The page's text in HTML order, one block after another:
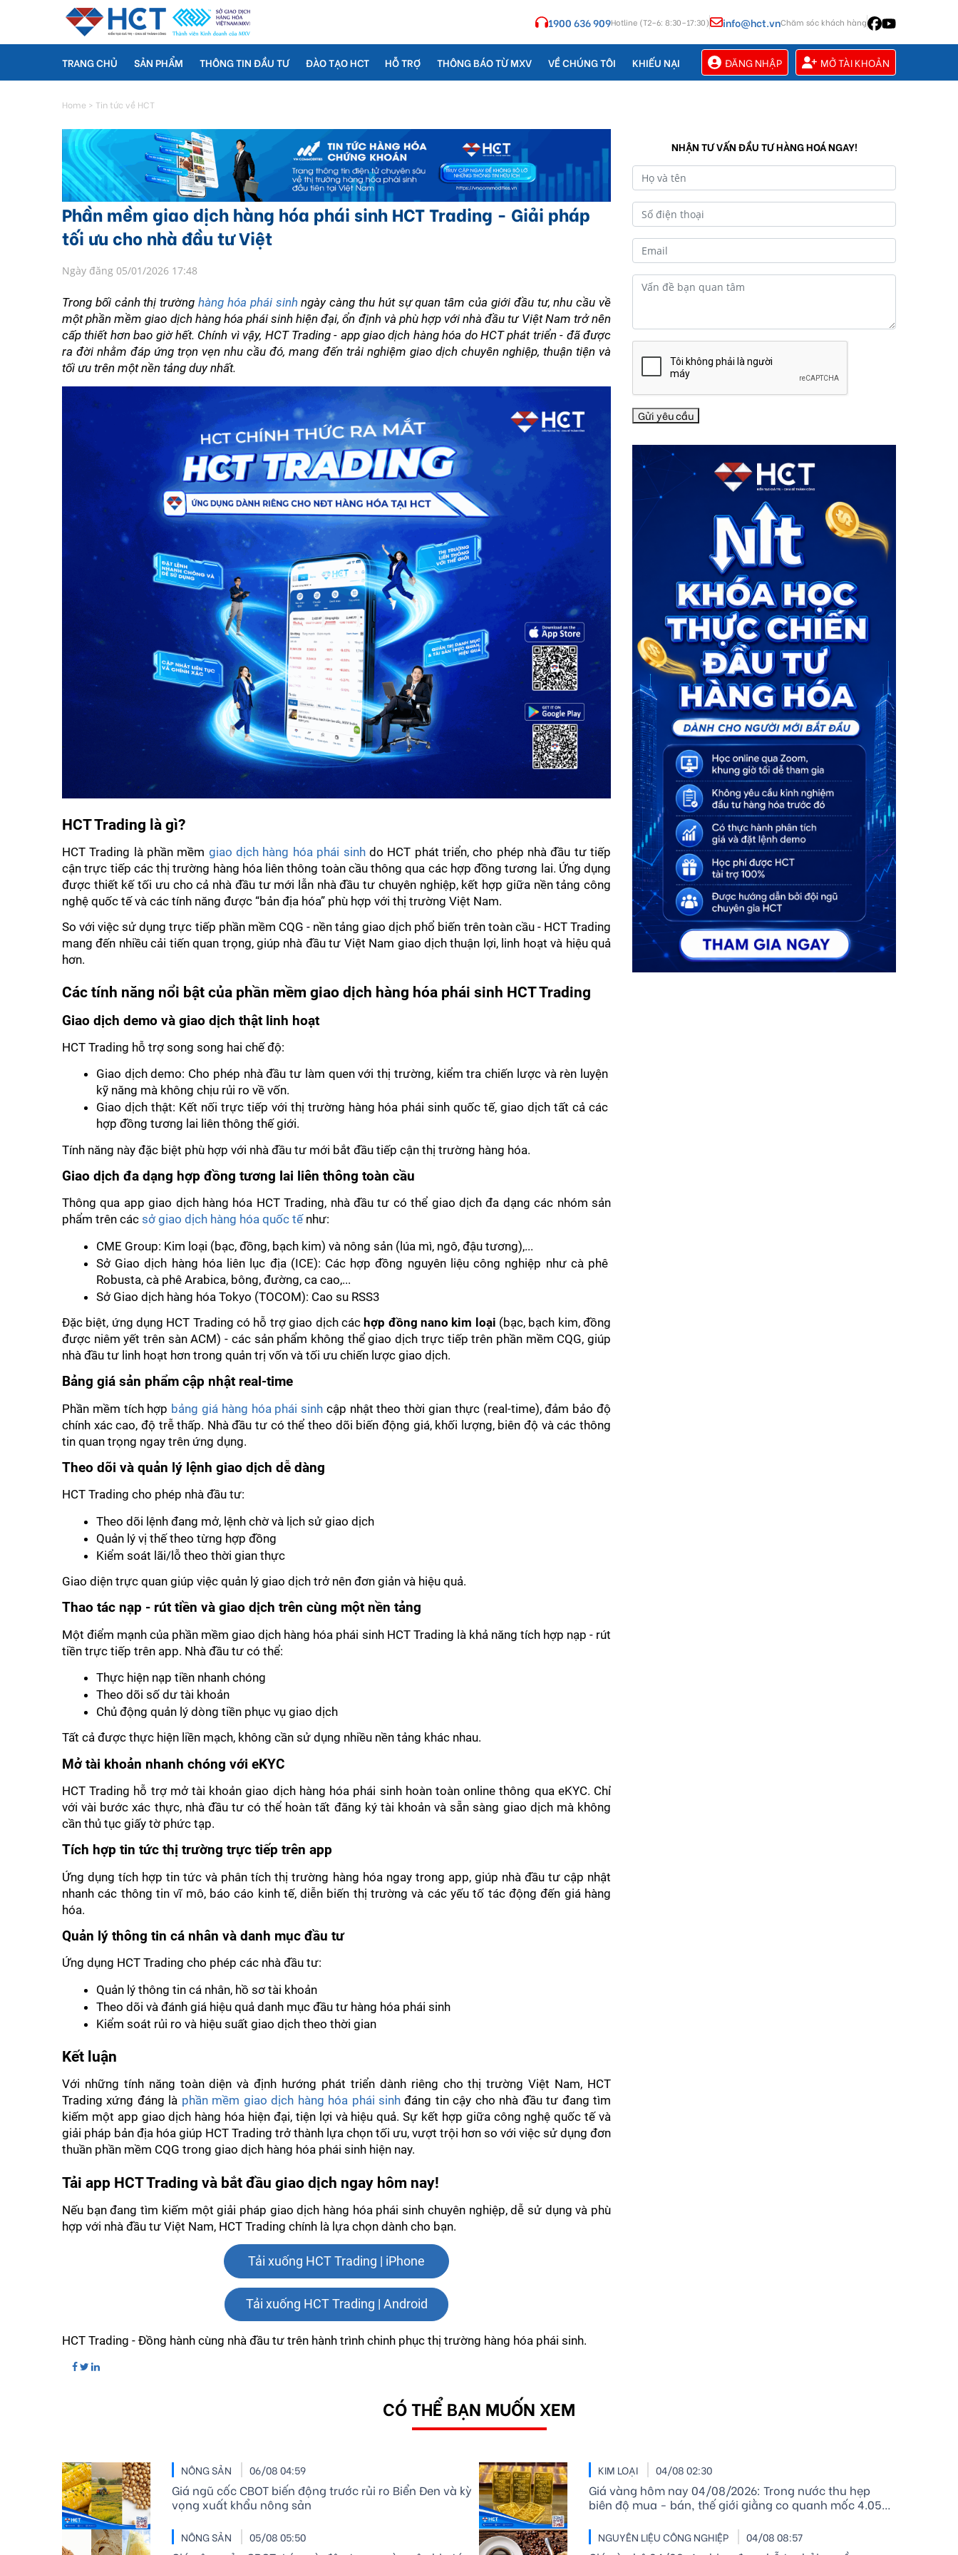
1900 636 909Hotline (T2–6: 8:30–17:30) info@hct.vnChăm sóc khách hàng
TRANG CHỦ SẢN PHẨM THÔNG TIN ĐẦU TƯ ĐÀO TẠO HCT HỖ TRỢ THÔNG BÁO TỪ MXV VỀ CHÚNG TÔI KHIẾU NẠI ĐĂNG NHẬP MỞ TÀI KHOẢN
Home > Tin tức về HCT
Phần mềm giao dịch hàng hóa phái sinh HCT Trading - Giải pháp
tối ưu cho nhà đầu tư Việt
Ngày đăng 05/01/2026 17:48
Trong bối cảnh thị trường hàng hóa phái sinh ngày càng thu hút sự quan tâm của giới đầu tư, nhu cầu về
một phần mềm giao dịch hàng hóa phái sinh hiện đại, ổn định và phù hợp với nhà đầu tư Việt Nam trở nên
cấp thiết hơn bao giờ hết. Chính vì vậy, HCT Trading - app giao dịch hàng hóa do HCT phát triển - đã được
ra đời nhằm đáp ứng trọn vẹn nhu cầu đó, mang đến trải nghiệm giao dịch chuyên nghiệp, thuận tiện và
tối ưu trên một nền tảng duy nhất.
HCT Trading là gì?
HCT Trading là phần mềm giao dịch hàng hóa phái sinh do HCT phát triển, cho phép nhà đầu tư tiếp
cận trực tiếp các thị trường hàng hóa liên thông toàn cầu thông qua các hợp đồng tương lai. Ứng dụng
được thiết kế tối ưu cho cả nhà đầu tư mới lẫn nhà đầu tư chuyên nghiệp, kết hợp giữa nền tảng công
nghệ quốc tế và các tính năng được “bản địa hóa” phù hợp với thị trường Việt Nam.
So với việc sử dụng trực tiếp phần mềm CQG - nền tảng giao dịch phổ biến trên toàn cầu - HCT Trading
mang đến nhiều cải tiến quan trọng, giúp nhà đầu tư Việt Nam giao dịch thuận lợi, linh hoạt và hiệu quả
hơn.
Các tính năng nổi bật của phần mềm giao dịch hàng hóa phái sinh HCT Trading
Giao dịch demo và giao dịch thật linh hoạt
HCT Trading hỗ trợ song song hai chế độ:
Giao dịch demo: Cho phép nhà đầu tư làm quen với thị trường, kiểm tra chiến lược và rèn luyện
kỹ năng mà không chịu rủi ro về vốn.
Giao dịch thật: Kết nối trực tiếp với thị trường hàng hóa phái sinh quốc tế, giao dịch tất cả các
hợp đồng tương lai liên thông thế giới.
Tính năng này đặc biệt phù hợp với nhà đầu tư mới bắt đầu tiếp cận thị trường hàng hóa.
Giao dịch đa dạng hợp đồng tương lai liên thông toàn cầu
Thông qua app giao dịch hàng hóa HCT Trading, nhà đầu tư có thể giao dịch đa dạng các nhóm sản
phẩm trên các sở giao dịch hàng hóa quốc tế như:
CME Group: Kim loại (bạc, đồng, bạch kim) và nông sản (lúa mì, ngô, đậu tương),...
Sở Giao dịch hàng hóa liên lục địa (ICE): Các hợp đồng nguyên liệu công nghiệp như cà phê
Robusta, cà phê Arabica, bông, đường, ca cao,...
Sở Giao dịch hàng hóa Tokyo (TOCOM): Cao su RSS3
Đặc biệt, ứng dụng HCT Trading có hỗ trợ giao dịch các hợp đồng nano kim loại (bạc, bạch kim, đồng
được niêm yết trên sàn ACM) - các sản phẩm không thể giao dịch trực tiếp trên phần mềm CQG, giúp
nhà đầu tư linh hoạt hơn trong quản trị vốn và tối ưu chiến lược giao dịch.
Bảng giá sản phẩm cập nhật real-time
Phần mềm tích hợp bảng giá hàng hóa phái sinh cập nhật theo thời gian thực (real-time), đảm bảo độ
chính xác cao, độ trễ thấp. Nhà đầu tư có thể theo dõi biến động giá, khối lượng, biên độ và các thông
tin quan trọng ngay trên ứng dụng.
Theo dõi và quản lý lệnh giao dịch dễ dàng
HCT Trading cho phép nhà đầu tư:
Theo dõi lệnh đang mở, lệnh chờ và lịch sử giao dịch
Quản lý vị thế theo từng hợp đồng
Kiểm soát lãi/lỗ theo thời gian thực
Giao diện trực quan giúp việc quản lý giao dịch trở nên đơn giản và hiệu quả.
Thao tác nạp - rút tiền và giao dịch trên cùng một nền tảng
Một điểm mạnh của phần mềm giao dịch hàng hóa phái sinh HCT Trading là khả năng tích hợp nạp - rút
tiền trực tiếp trên app. Nhà đầu tư có thể:
Thực hiện nạp tiền nhanh chóng
Theo dõi số dư tài khoản
Chủ động quản lý dòng tiền phục vụ giao dịch
Tất cả được thực hiện liền mạch, không cần sử dụng nhiều nền tảng khác nhau.
Mở tài khoản nhanh chóng với eKYC
HCT Trading hỗ trợ mở tài khoản giao dịch hàng hóa phái sinh hoàn toàn online thông qua eKYC. Chỉ
với vài bước xác thực, nhà đầu tư có thể hoàn tất đăng ký tài khoản và sẵn sàng giao dịch mà không
cần thủ tục giấy tờ phức tạp.
Tích hợp tin tức thị trường trực tiếp trên app
Ứng dụng tích hợp tin tức và phân tích thị trường hàng hóa ngay trong app, giúp nhà đầu tư cập nhật
nhanh các thông tin vĩ mô, báo cáo kinh tế, diễn biến thị trường và các yếu tố tác động đến giá hàng
hóa.
Quản lý thông tin cá nhân và danh mục đầu tư
Ứng dụng HCT Trading cho phép các nhà đầu tư:
Quản lý thông tin cá nhân, hồ sơ tài khoản
Theo dõi và đánh giá hiệu quả danh mục đầu tư hàng hóa phái sinh
Kiểm soát rủi ro và hiệu suất giao dịch theo thời gian
Kết luận
Với những tính năng toàn diện và định hướng phát triển dành riêng cho thị trường Việt Nam, HCT
Trading xứng đáng là phần mềm giao dịch hàng hóa phái sinh đáng tin cậy cho nhà đầu tư đang tìm
kiếm một app giao dịch hàng hóa hiện đại, tiện lợi và hiệu quả. Sự kết hợp giữa công nghệ quốc tế và
giải pháp bản địa hóa giúp HCT Trading trở thành lựa chọn tối ưu, vượt trội hơn so với việc sử dụng đơn
thuần phần mềm CQG trong giao dịch hàng hóa phái sinh hiện nay.
Tải app HCT Trading và bắt đầu giao dịch ngay hôm nay!
Nếu bạn đang tìm kiếm một giải pháp giao dịch hàng hóa phái sinh chuyên nghiệp, dễ sử dụng và phù
hợp với nhà đầu tư Việt Nam, HCT Trading chính là lựa chọn dành cho bạn.
Tải xuống HCT Trading | iPhone
Tải xuống HCT Trading | Android
HCT Trading - Đồng hành cùng nhà đầu tư trên hành trình chinh phục thị trường hàng hóa phái sinh.
NHẬN TƯ VẤN ĐẦU TƯ HÀNG HOÁ NGAY!
Gửi yêu cầu
CÓ THỂ BẠN MUỐN XEM
NÔNG SẢN 06/08 04:59
Giá ngũ cốc CBOT biến động trước rủi ro Biển Đen và kỳ
vọng xuất khẩu nông sản
KIM LOẠI 04/08 02:30
Giá vàng hôm nay 04/08/2026: Trong nước thu hẹp
biên độ mua - bán, thế giới giằng co quanh mốc 4.050
NÔNG SẢN 05/08 05:50 NGUYÊN LIỆU CÔNG NGHIỆP 04/08 08:57